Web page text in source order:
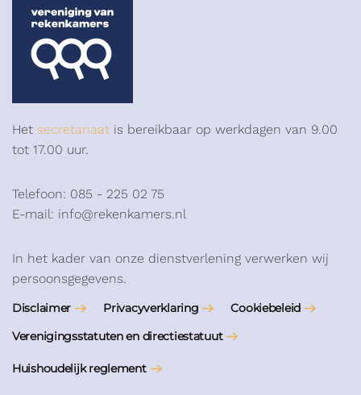
Het secretariaat is bereikbaar op werkdagen van 9.00
tot 17.00 uur.
Telefoon: 085 - 225 02 75
E-mail: info@rekenkamers.nl
In het kader van onze dienstverlening verwerken wij
persoonsgegevens.
Disclaimer Privacyverklaring
Cookiebeleid
Verenigingsstatuten en directiestatuut
Huishoudelijk reglement